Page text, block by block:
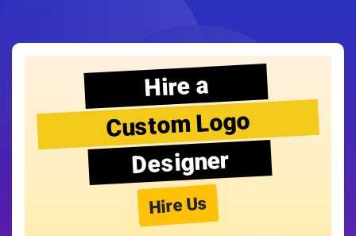
Hire a
Custom Logo
Designer
Hire Us